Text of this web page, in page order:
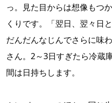
っ。見た目からは想像もつ
くりです。「翌日、翌々日
だんだんなじんでさらに味
さん。2～3日すぎたら冷蔵
間は日持ちします。